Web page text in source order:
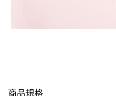
商品規格